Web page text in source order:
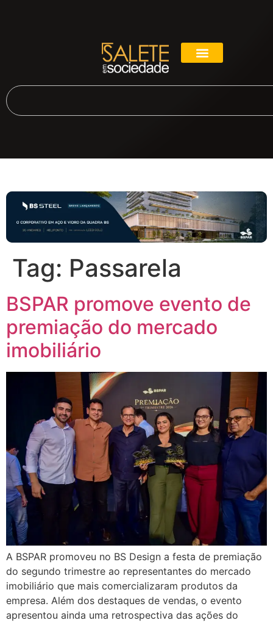
Tag: Passarela
BSPAR promove evento de
premiação do mercado
imobiliário
A BSPAR promoveu no BS Design a festa de premiação
do segundo trimestre ao representantes do mercado
imobiliário que mais comercializaram produtos da
empresa. Além dos destaques de vendas, o evento
apresentou ainda uma retrospectiva das ações do